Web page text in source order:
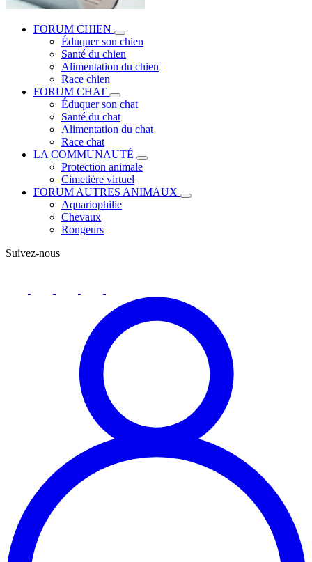
FORUM CHIEN
Éduquer son chien
Santé du chien
Alimentation du chien
Race chien
FORUM CHAT
Éduquer son chat
Santé du chat
Alimentation du chat
Race chat
LA COMMUNAUTÉ
Protection animale
Cimetière virtuel
FORUM AUTRES ANIMAUX
Aquariophilie
Chevaux
Rongeurs
Suivez-nous